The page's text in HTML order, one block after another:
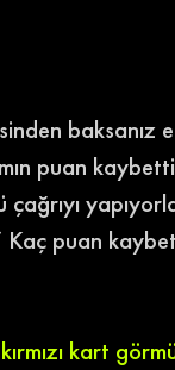
baksanız
puan
puan
kart